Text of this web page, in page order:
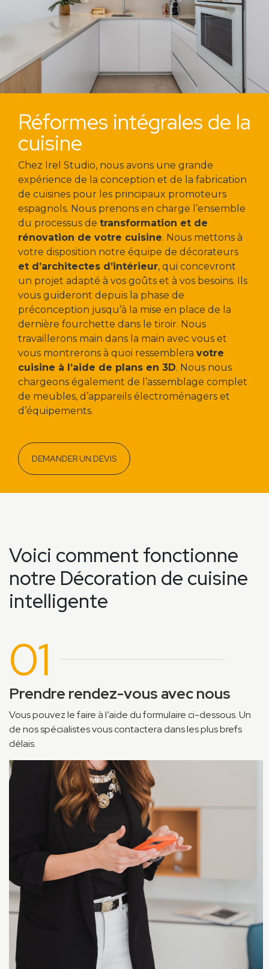
Réformes intégrales de la
cuisine
Chez Irel Studio, nous avons une grande
expérience de la conception et de la fabrication
de cuisines pour les principaux promoteurs
espagnols. Nous prenons en charge l’ensemble
du processus de transformation et de
rénovation de votre cuisine. Nous mettons à
votre disposition notre équipe de décorateurs
et d’architectes d’intérieur, qui concevront
un projet adapté à vos goûts et à vos besoins. Ils
vous guideront depuis la phase de
préconception jusqu’à la mise en place de la
dernière fourchette dans le tiroir. Nous
travaillerons main dans la main avec vous et
vous montrerons à quoi ressemblera votre
cuisine à l’aide de plans en 3D. Nous nous
chargeons également de l’assemblage complet
de meubles, d’appareils électroménagers et
d’équipements.
DEMANDER UN DEVIS
Voici comment fonctionne
notre Décoration de cuisine
intelligente
01
Prendre rendez-vous avec nous
Vous pouvez le faire à l’aide du formulaire ci-dessous. Un
de nos spécialistes vous contactera dans les plus brefs
délais.